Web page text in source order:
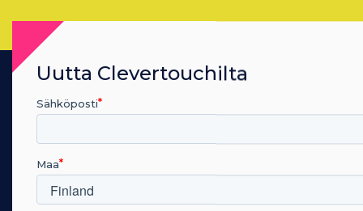
TUOTTEET
Interactive Displays
Commercial Displays
Uutta Clevertouchilta
Sähköposti
Maa